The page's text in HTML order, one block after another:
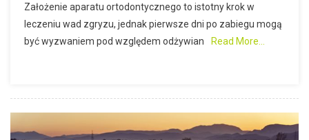
Założenie aparatu ortodontycznego to istotny krok w
leczeniu wad zgryzu, jednak pierwsze dni po zabiegu mogą
być wyzwaniem pod względem odżywian
Read More…